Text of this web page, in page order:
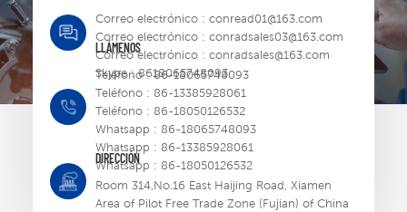
Correo electrónico : conread01@163.com
Correo electrónico : conradsales03@163.com
Correo electrónico : conradsales@163.com
Skype :8618065748093
LLÁMENOS
Teléfono :86-18065748093
Teléfono : 86-13385928061
Teléfono : 86-18050126532
Whatsapp : 86-18065748093
Whatsapp : 86-13385928061
Whatsapp : 86-18050126532
DIRECCIÓN
Room 314,No.16 East Haijing Road, Xiamen
Area of Pilot Free Trade Zone (Fujian) of China